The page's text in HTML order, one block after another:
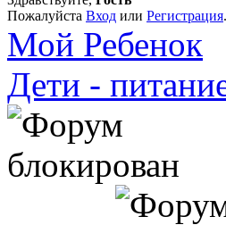
Пожалуйста Вход или Регистрация
Мой Ребенок
Дети -